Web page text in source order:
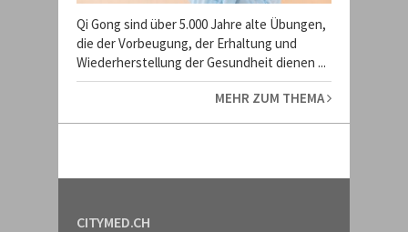
Qi Gong sind über 5.000 Jahre alte Übungen,
die der Vorbeugung, der Erhaltung und
Wiederherstellung der Gesundheit dienen ...
MEHR ZUM THEMA
CITYMED.CH